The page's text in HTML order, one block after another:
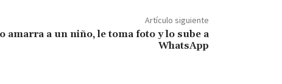
Artículo siguiente
amarra a un niño, le toma foto y lo sube a
WhatsApp